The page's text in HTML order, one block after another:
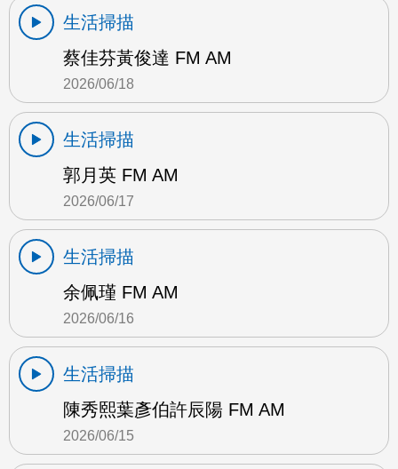
生活掃描
蔡佳芬黃俊達 FM AM
2026/06/18
生活掃描
郭月英 FM AM
2026/06/17
生活掃描
余佩瑾 FM AM
2026/06/16
生活掃描
陳秀熙葉彥伯許辰陽 FM AM
2026/06/15